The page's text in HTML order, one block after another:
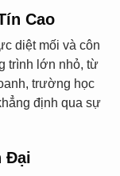
Cao
diệt mối và côn
trình lớn nhỏ, từ
trường học
định qua sự
Đại